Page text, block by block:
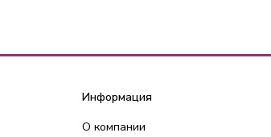
Информация
О компании